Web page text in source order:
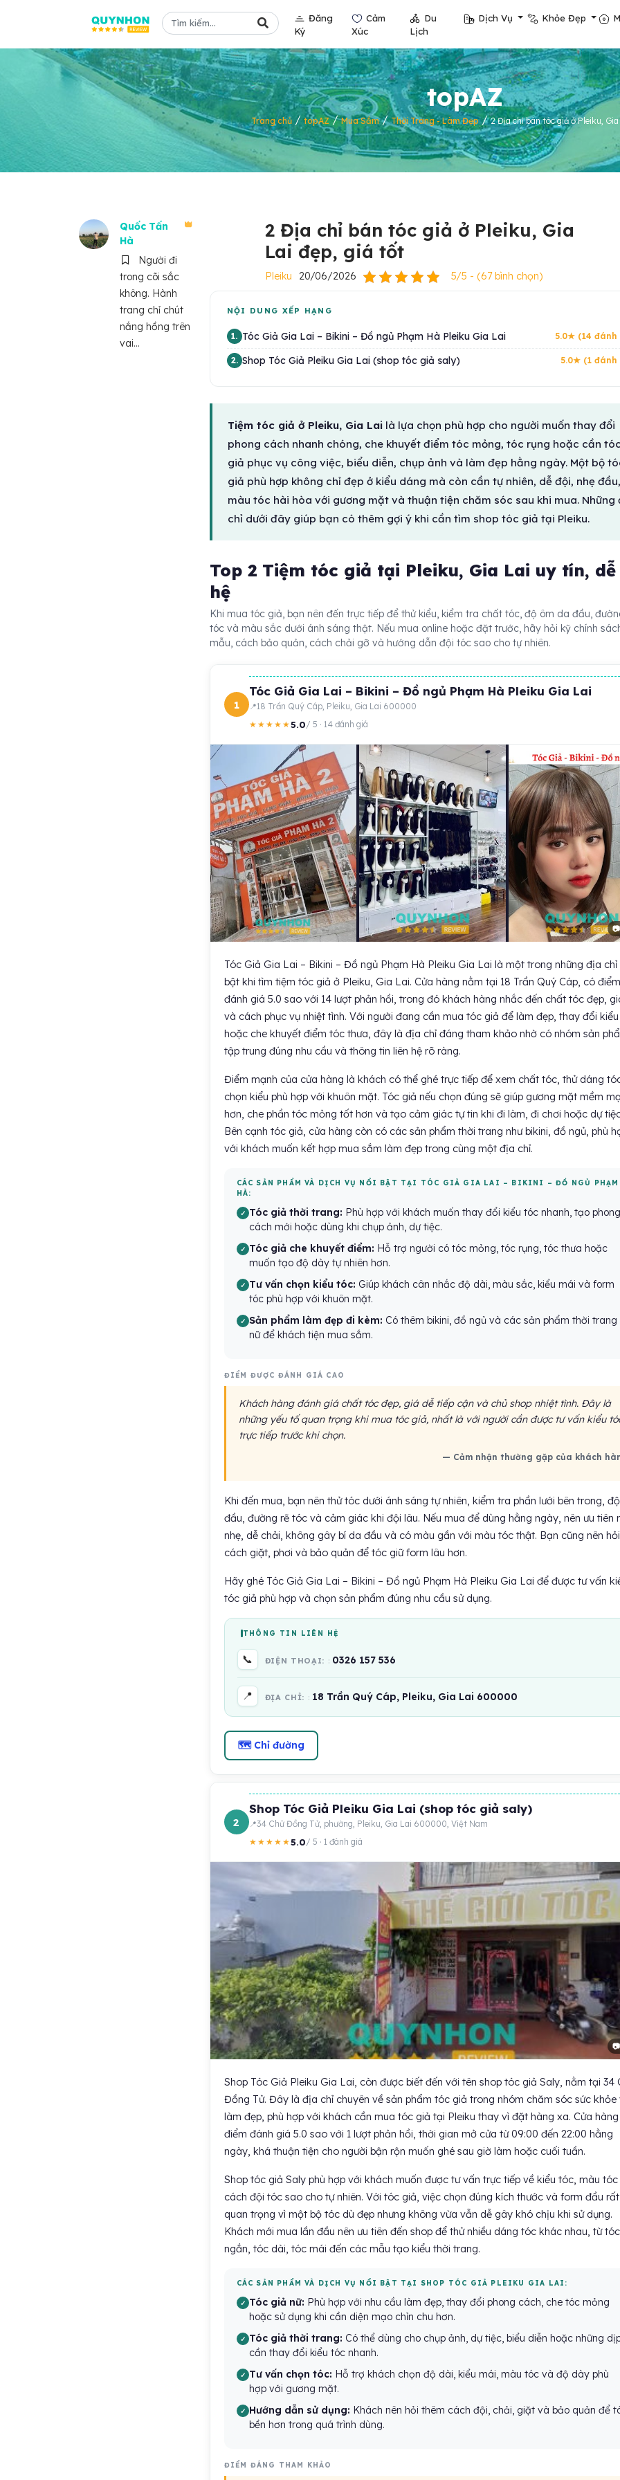
Đăng
Ký
Cảm
Xúc
Du
Lịch
Dịch Vụ Khỏe Đẹp
topAZ
Trang chủ /topAZ/Mua Sắm/Thời Trang - Làm Đẹp/2 Địa chỉ bán tóc giả ở Pleiku,
Quốc Tấn
Hà
Người đi
trong cõi sắc
không. Hành
trang chỉ chút
nắng hồng trên
vai...
2 Địa chỉ bán tóc giả ở Pleiku, Gia
Lai đẹp, giá tốt
Pleiku 20/06/2026 5/5 - (67 bình chọn)
NỘI DUNG XẾP HẠNG
1. Tóc Giả Gia Lai – Bikini – Đồ ngủ Phạm Hà Pleiku Gia Lai 5.0★ (14 đánh
2. Shop Tóc Giả Pleiku Gia Lai (shop tóc giả saly) 5.0★ (1 đánh
Tiệm tóc giả ở Pleiku, Gia Lailà lựa chọn phù hợp cho người muốn thay đổi
phong cách nhanh chóng, che khuyết điểm tóc mỏng, tóc rụng hoặc cần
giả phục vụ công việc, biểu diễn, chụp ảnh và làm đẹp hằng ngày. Một bộ
giả phù hợp không chỉ đẹp ở kiểu dáng mà còn cần tự nhiên, dễ đội, nhẹ đầu,
màu tóc hài hòa với gương mặt và thuận tiện chăm sóc sau khi mua. Những
chỉ dưới đây giúp bạn có thêm gợi ý khi cần tìm shop tóc giả tại Pleiku.
Top 2 Tiệm tóc giả tại Pleiku, Gia Lai uy tín,
hệ
Khi mua tóc giả, bạn nên đến trực tiếp để thử kiểu, kiểm tra chất tóc, độ ôm da đầu,
tóc và màu sắc dưới ánh sáng thật. Nếu mua online hoặc đặt trước, hãy hỏi kỹ chính
mẫu, cách bảo quản, cách chải gỡ và hướng dẫn đội tóc sao cho tự nhiên.
1
Tóc Giả Gia Lai – Bikini – Đồ ngủ Phạm Hà Pleiku Gia Lai
18 Trần Quý Cáp, Pleiku, Gia Lai 600000
★★★★★5.0/ 5 · 14 đánh giá
Tóc Giả Gia Lai – Bikini – Đồ ngủ Phạm Hà Pleiku Gia Lai là một trong những địa chỉ
bật khi tìm tiệm tóc giả ở Pleiku, Gia Lai. Cửa hàng nằm tại 18 Trần Quý Cáp, có điểm
đánh giá 5.0 sao với 14 lượt phản hồi, trong đó khách hàng nhắc đến chất tóc đẹp,
và cách phục vụ nhiệt tình. Với người đang cần mua tóc giả để làm đẹp, thay đổi
hoặc che khuyết điểm tóc thưa, đây là địa chỉ đáng tham khảo nhờ có nhóm sản
tập trung đúng nhu cầu và thông tin liên hệ rõ ràng.
Điểm mạnh của cửa hàng là khách có thể ghé trực tiếp để xem chất tóc, thử dáng
chọn kiểu phù hợp với khuôn mặt. Tóc giả nếu chọn đúng sẽ giúp gương mặt mềm
hơn, che phần tóc mỏng tốt hơn và tạo cảm giác tự tin khi đi làm, đi chơi hoặc dự
Bên cạnh tóc giả, cửa hàng còn có các sản phẩm thời trang như bikini, đồ ngủ, phù
với khách muốn kết hợp mua sắm làm đẹp trong cùng một địa chỉ.
CÁC SẢN PHẨM VÀ DỊCH VỤ NỔI BẬT TẠI TÓC GIẢ GIA LAI – BIKINI – ĐỒ NGỦ PHẠM
HÀ:
Tóc giả thời trang: Phù hợp với khách muốn thay đổi kiểu tóc nhanh, tạo phong
cách mới hoặc dùng khi chụp ảnh, dự tiệc.
Tóc giả che khuyết điểm: Hỗ trợ người có tóc mỏng, tóc rụng, tóc thưa hoặc
muốn tạo độ dày tự nhiên hơn.
Tư vấn chọn kiểu tóc: Giúp khách cân nhắc độ dài, màu sắc, kiểu mái và form
tóc phù hợp với khuôn mặt.
Sản phẩm làm đẹp đi kèm: Có thêm bikini, đồ ngủ và các sản phẩm thời trang
nữ để khách tiện mua sắm.
ĐIỂM ĐƯỢC ĐÁNH GIÁ CAO
Khách hàng đánh giá chất tóc đẹp, giá dễ tiếp cận và chủ shop nhiệt tình. Đây là
những yếu tố quan trọng khi mua tóc giả, nhất là với người cần được tư vấn kiểu
trực tiếp trước khi chọn.
— Cảm nhận thường gặp của khách
Khi đến mua, bạn nên thử tóc dưới ánh sáng tự nhiên, kiểm tra phần lưới bên trong,
đầu, đường rẽ tóc và cảm giác khi đội lâu. Nếu mua để dùng hằng ngày, nên ưu tiên
nhẹ, dễ chải, không gây bí da đầu và có màu gần với màu tóc thật. Bạn cũng nên hỏi
cách giặt, phơi và bảo quản để tóc giữ form lâu hơn.
Hãy ghé Tóc Giả Gia Lai – Bikini – Đồ ngủ Phạm Hà Pleiku Gia Lai để được tư vấn
tóc giả phù hợp và chọn sản phẩm đúng nhu cầu sử dụng.
THÔNG TIN LIÊN HỆ
📞 ĐIỆN THOẠI: 0326 157 536
📍 ĐỊA CHỈ: 18 Trần Quý Cáp, Pleiku, Gia Lai 600000
🗺 Chỉ đường
2
Shop Tóc Giả Pleiku Gia Lai (shop tóc giả saly)
34 Chử Đồng Tử, phường, Pleiku, Gia Lai 600000, Việt Nam
★★★★★5.0/ 5 · 1 đánh giá
Shop Tóc Giả Pleiku Gia Lai, còn được biết đến với tên shop tóc giả Saly, nằm tại 34
Đồng Tử. Đây là địa chỉ chuyên về sản phẩm tóc giả trong nhóm chăm sóc sức khỏe
làm đẹp, phù hợp với khách cần mua tóc giả tại Pleiku thay vì đặt hàng xa. Cửa
điểm đánh giá 5.0 sao với 1 lượt phản hồi, thời gian mở cửa từ 09:00 đến 22:00 hằng
ngày, khá thuận tiện cho người bận rộn muốn ghé sau giờ làm hoặc cuối tuần.
Shop tóc giả Saly phù hợp với khách muốn được tư vấn trực tiếp về kiểu tóc, màu
cách đội tóc sao cho tự nhiên. Với tóc giả, việc chọn đúng kích thước và form đầu rất
quan trọng vì một bộ tóc dù đẹp nhưng không vừa vẫn dễ gây khó chịu khi sử dụng.
Khách mới mua lần đầu nên ưu tiên đến shop để thử nhiều dáng tóc khác nhau, từ tóc
ngắn, tóc dài, tóc mái đến các mẫu tạo kiểu thời trang.
CÁC SẢN PHẨM VÀ DỊCH VỤ NỔI BẬT TẠI SHOP TÓC GIẢ PLEIKU GIA LAI:
Tóc giả nữ: Phù hợp với nhu cầu làm đẹp, thay đổi phong cách, che tóc mỏng
hoặc sử dụng khi cần diện mạo chỉn chu hơn.
Tóc giả thời trang: Có thể dùng cho chụp ảnh, dự tiệc, biểu diễn hoặc những
cần thay đổi kiểu tóc nhanh.
Tư vấn chọn tóc: Hỗ trợ khách chọn độ dài, kiểu mái, màu tóc và độ dày phù
hợp với gương mặt.
Hướng dẫn sử dụng: Khách nên hỏi thêm cách đội, chải, giặt và bảo quản để
bền hơn trong quá trình dùng.
ĐIỂM ĐÁNG THAM KHẢO